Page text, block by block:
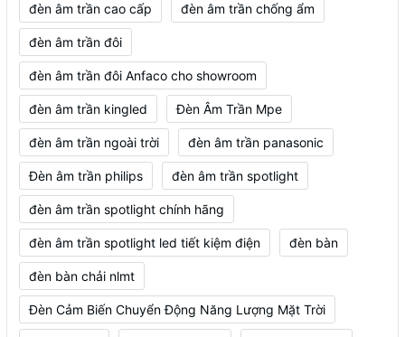
đèn âm trần cao cấp đèn âm trần chống ẩm
đèn âm trần đôi
đèn âm trần đôi Anfaco cho showroom
đèn âm trần kingled Đèn Âm Trần Mpe
đèn âm trần ngoài trời đèn âm trần panasonic
Đèn âm trần philips đèn âm trần spotlight
đèn âm trần spotlight chính hãng
đèn âm trần spotlight led tiết kiệm điện đèn bàn
đèn bàn chải nlmt
Đèn Cảm Biến Chuyển Động Năng Lượng Mặt Trời